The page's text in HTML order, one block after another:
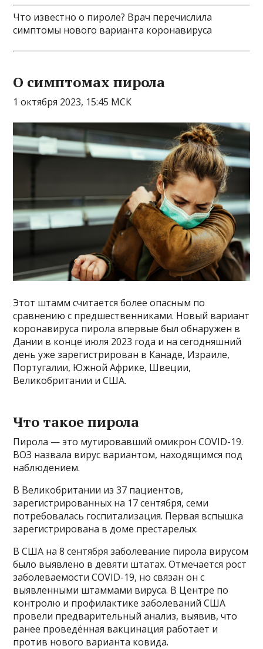
Что известно о пироле? Врач перечислила
симптомы нового варианта коронавируса
О симптомах пирола
1 октября 2023, 15:45 МСК
Этот штамм считается более опасным по
сравнению с предшественниками. Новый вариант
коронавируса пирола впервые был обнаружен в
Дании в конце июля 2023 года и на сегодняшний
день уже зарегистрирован в Канаде, Израиле,
Португалии, Южной Африке, Швеции,
Великобритании и США.
Что такое пирола
Пирола — это мутировавший омикрон COVID-19.
ВОЗ назвала вирус вариантом, находящимся под
наблюдением.
В Великобритании из 37 пациентов,
зарегистрированных на 17 сентября, семи
потребовалась госпитализация. Первая вспышка
зарегистрирована в доме престарелых.
В США на 8 сентября заболевание пирола вирусом
было выявлено в девяти штатах. Отмечается рост
заболеваемости COVID-19, но связан он с
выявленными штаммами вируса. В Центре по
контролю и профилактике заболеваний США
провели предварительный анализ, выявив, что
ранее проведённая вакцинация работает и
против нового варианта ковида.